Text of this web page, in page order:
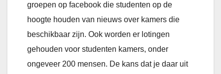
groepen op facebook die studenten op de
hoogte houden van nieuws over kamers die
beschikbaar zijn. Ook worden er lotingen
gehouden voor studenten kamers, onder
ongeveer 200 mensen. De kans dat je daar uit